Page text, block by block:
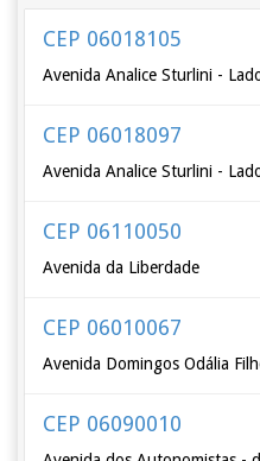
CEP 06018105
Avenida Analice Sturlini -
CEP 06018097
Avenida Analice Sturlini -
CEP 06110050
Avenida da Liberdade
CEP 06010067
Avenida Domingos Odália
CEP 06090010